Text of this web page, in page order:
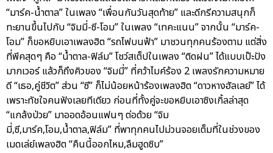
“มาร์ค-น้ำตาล” ในเพลง “เพื่อนกันวันสุดท้าย” และดีกรีความสนุกก็
ทะยานขึ้นไปกับ “จิมมี่-ซี-โอม” ในเพลง “เทคะแนน” จากนั้น “มาร์ค-
โอม” ก็ขอหยิบเอาเพลงฮิต “รถไฟบนฟ้า” มาชวนทุกคนร้องตาม แต่สิ่ง
ที่พีคสุดๆ คือ “น้ำตาล-ฟิล์ม” โชว์สเต็ปในเพลง “ติดฝน” ได้แบบเป๊ะปัง
มากเวอร์ แล้วก็ถึงคิวของ “จิมมี่” ที่คว้าไมค์ร้อง 2 เพลงรักความหมาย
ดี “เธอ,คู่ชีวิต” ส่วน “ซี” ก็ไม่น้อยหน้าร้องเพลงฮิต “ดาวหางฮัลเลย์” ได้
เพราะทัชใจคนฟังเลยทีเดียว ก่อนที่ทั้งคู่จะขอหยิบเอาซิงเกิ้ลล่าสุด
“แกล้งป่วย” มาออดอ้อนแฟนๆ ต่อด้วย “จิม
มี่,ซี,มาร์ค,โอม,น้ำตาล,ฟิล์ม” ที่พาทุกคนไปม่วนจอยเต็มที่ในช่วงของ
เมดเล่ย์เพลงฮิต “คืนนี้ออกไหม,ลืมฮูดซิบ”